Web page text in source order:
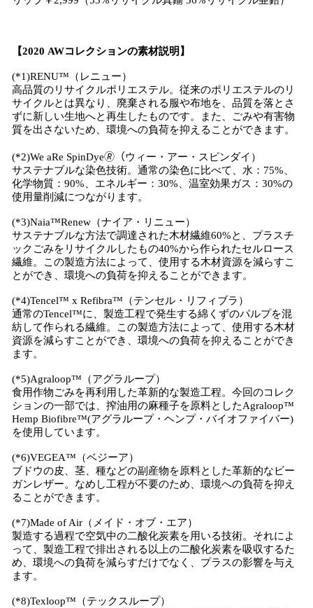
【2020 AWコレクションの素材説明】
(*1)RENU™（レニュー）
高品質のリサイクルポリエステル。従来のポリエステルのリ
サイクルとは異なり、廃棄される服や布地を、品質を落とさ
ずに新しい生地へと再生したものです。また、ごみや有害物
質を出さないため、環境への負荷を抑えることができます。
(*2)We aRe SpinDye🄬（ウィー・アー・スピンダイ）
サステナブルな染色技術。通常の染色に比べて、水：75%、
化学物質：90%、エネルギー：30%、温室効果ガス：30%の
使用量削減につながります。
(*3)Naia™Renew（ナイア・リニュー）
サステナブルな方法で調達された木材繊維60%と、プラスチ
ックごみをリサイクルしたもの40%から作られたセルロース
繊維。この製造方法によって、使用する木材資源を減らすこ
とができ、環境への負荷を抑えることができます。
(*4)Tencel™ x Refibra™（テンセル・リフィブラ）
通常のTencel™に、製造工程で発生する綿くずのパルプを混
紡して作られる繊維。この製造方法によって、使用する木材
資源を減らすことができ、環境への負荷を抑えることができ
ます。
(*5)Agraloop™（アグラループ）
食用作物ごみを再利用した革新的な製造工程。今回のコレク
ションの一部では、搾油用の麻種子を原料としたAgraloop™
Hemp Biofibre™(アグラループ・ヘンプ・バイオファイバー)
を使用しています。
(*6)VEGEA™（ベジーア）
ブドウの皮、茎、種などの副産物を原料とした革新的なビー
ガンレザー。なめし工程が不要のため、環境への負荷を抑え
ることができます。
(*7)Made of Air（メイド・オブ・エア）
製造する過程で空気中の二酸化炭素を用いる技術。それによ
って、製造工程で排出される以上の二酸化炭素を吸収するた
め、環境への負荷を減らすだけでなく、プラスの影響を与え
ます。
(*8)Texloop™（テックスループ）